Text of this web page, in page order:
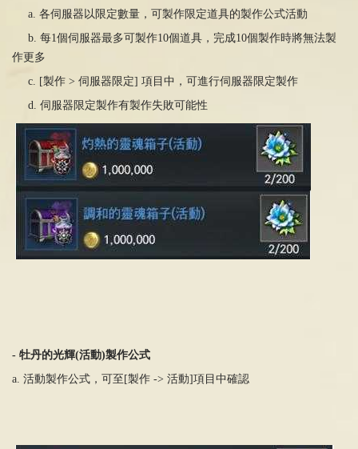
a. 各伺服器以限定數量，可製作限定道具的製作公式活動
b. 每1個伺服器最多可製作10個道具，完成10個製作時將無法製
作更多
c. [製作 > 伺服器限定] 項目中，可進行伺服器限定製作
d. 伺服器限定製作有製作失敗可能性
- 牡丹的光輝(活動)製作公式
a. 活動製作公式，可至[製作 -> 活動]項目中確認